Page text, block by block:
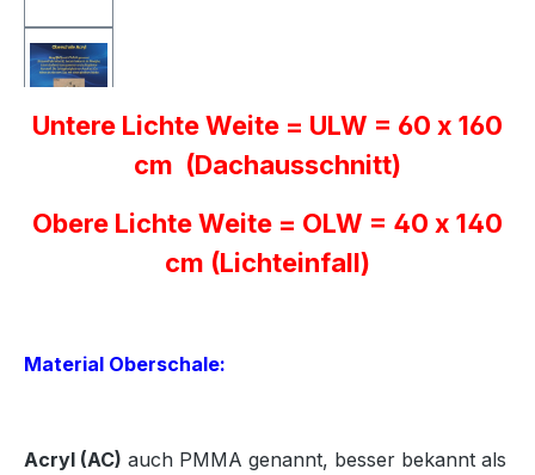
Untere Lichte Weite = ULW = 60 x 160
cm (Dachausschnitt)
Obere Lichte Weite = OLW = 40 x 140
cm (Lichteinfall)
Material Oberschale:
Acryl (AC) auch PMMA genannt, besser bekannt als